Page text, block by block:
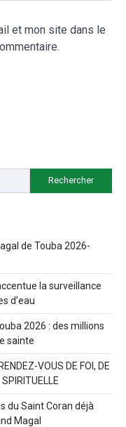
et mon site dans le
Rechercher
de Touba 2026-
la surveillance
d’eau
2026 : des millions
sainte
VOUS DE FOI, DE
du Saint Coran déjà
Magal